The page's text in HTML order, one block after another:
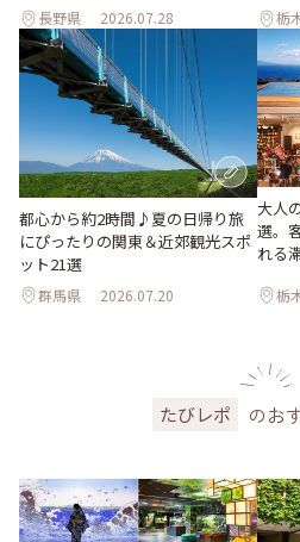
長野県 2026.07.28 栃
都心から約2時間♪夏の日帰り旅
にぴったりの関東＆近郊観光スポ
ット21選
群馬県 2026.07.20
大人
選。
れる
栃
たびレポ のお